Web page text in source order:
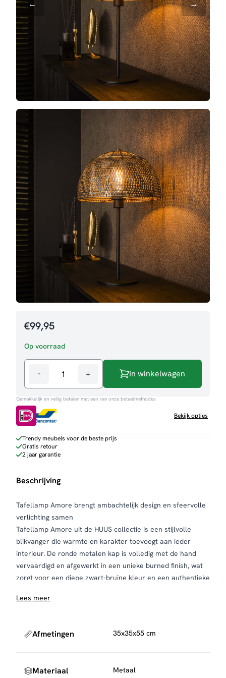
€99,95
Op voorraad
-
Amore
aantal
+ In winkelwagen
Gemakkelijk en veilig betalen met een van onze betaalmethodes
Bekijk opties
Trendy meubels voor de beste prijs
Gratis retour
2 jaar garantie
Beschrijving
Tafellamp Amore brengt ambachtelijk design en sfeervolle
verlichting samen
Tafellamp Amore uit de HUUS collectie is een stijlvolle
blikvanger die warmte en karakter toevoegt aan ieder
interieur. De ronde metalen kap is volledig met de hand
vervaardigd en afgewerkt in een unieke burned finish, wat
zorgt voor een diepe zwart-bruine kleur en een authentieke
uniek.
speelse manier door de ruimte wordt verspreid. Dit zorgt
voor een warme ambiance, ideaal voor de woonkamer,
Dankzij het tijdloze ontwerp en de ambachtelijke afwerking
Lees meer
Afmetingen 35x35x55 cm
Materiaal Metaal